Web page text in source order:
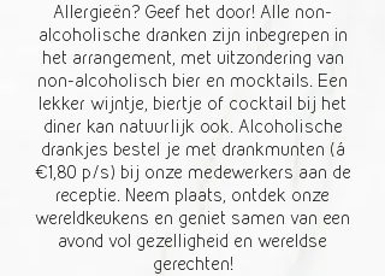
Allergieën? Geef het door! Alle non-
alcoholische dranken zijn inbegrepen in
het arrangement, met uitzondering van
non-alcoholisch bier en mocktails. Een
lekker wijntje, biertje of cocktail bij het
diner kan natuurlijk ook. Alcoholische
drankjes bestel je met drankmunten (á
€1,80 p/s) bij onze medewerkers aan de
receptie. Neem plaats, ontdek onze
wereldkeukens en geniet samen van een
avond vol gezelligheid en wereldse
gerechten!